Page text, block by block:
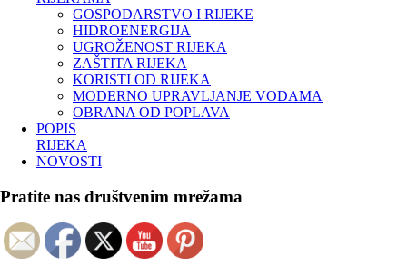
GOSPODARSTVO I RIJEKE
HIDROENERGIJA
UGROŽENOST RIJEKA
ZAŠTITA RIJEKA
KORISTI OD RIJEKA
MODERNO UPRAVLJANJE VODAMA
OBRANA OD POPLAVA
POPIS
RIJEKA
NOVOSTI
Pratite nas društvenim mrežama